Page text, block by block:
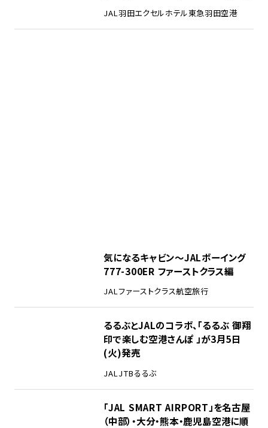
JAL 羽田エクセルホテル東急羽田空港
気になるキャビン〜JALボーイング
777-300ER ファーストクラス編
JALファーストクラス航空旅行
るるぶとJALのコラボ、「るるぶ 御翔
印で楽しむ空港さんぽ 」が3月5日
(火)発売
JAL JTBるるぶ
「JAL SMART AIRPORT」を名古屋
（中部）・大分・熊本・鹿児島空港に順